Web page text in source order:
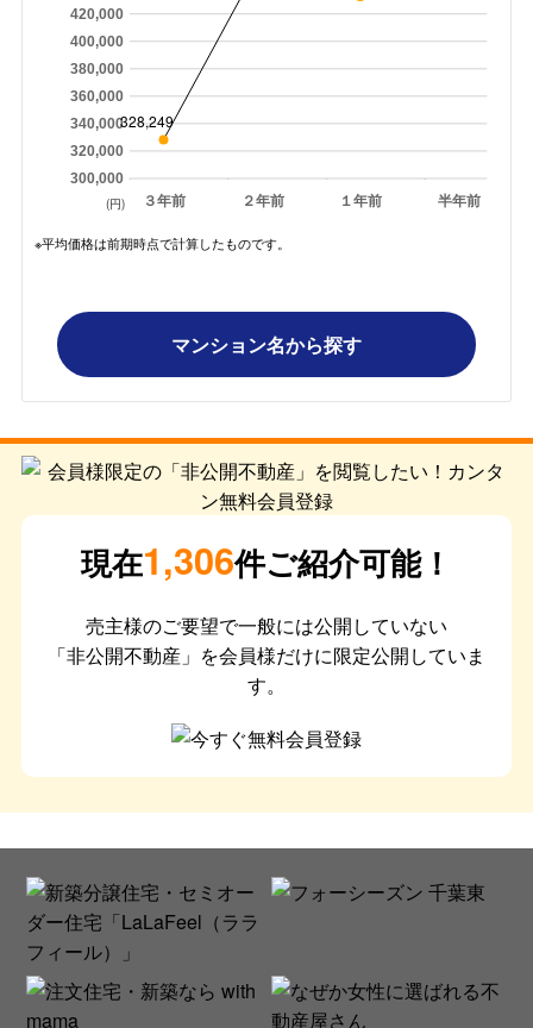
３年前 ２年前 １年前 半年前
300,000
320,000
340,000
360,000
380,000
400,000
420,000
328,249
(円)
※平均価格は前期時点で計算したものです。
マンション名から探す
現在1,306件ご紹介可能！
売主様のご要望で一般には公開していない
「非公開不動産」を会員様だけに限定公開していま
す。